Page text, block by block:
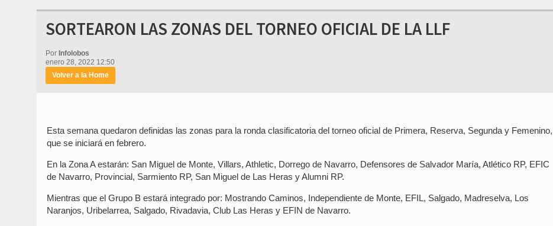
SORTEARON LAS ZONAS DEL TORNEO OFICIAL DE LA LLF
Por Infolobos
enero 28, 2022 12:50
Volver a la Home
Esta semana quedaron definidas las zonas para la ronda clasificatoria del torneo oficial de Primera, Reserva, Segunda y Femenino,
que se iniciará en febrero.
En la Zona A estarán: San Miguel de Monte, Villars, Athletic, Dorrego de Navarro, Defensores de Salvador María, Atlético RP, EFIC
de Navarro, Provincial, Sarmiento RP, San Miguel de Las Heras y Alumni RP.
Mientras que el Grupo B estará integrado por: Mostrando Caminos, Independiente de Monte, EFIL, Salgado, Madreselva, Los
Naranjos, Uribelarrea, Salgado, Rivadavia, Club Las Heras y EFIN de Navarro.